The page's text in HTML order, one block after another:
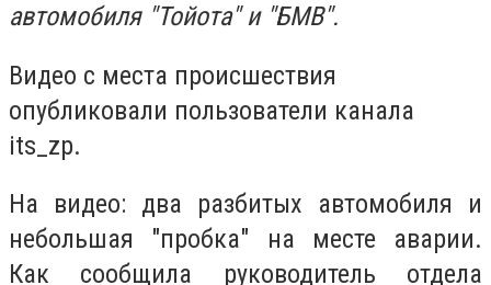
автомобиля "Тойота" и "БМВ".
Видео с места происшествия
опубликовали пользователи канала
its_zp.
На видео: два разбитых автомобиля и
небольшая "пробка" на месте аварии.
Как сообщила руководитель отдела